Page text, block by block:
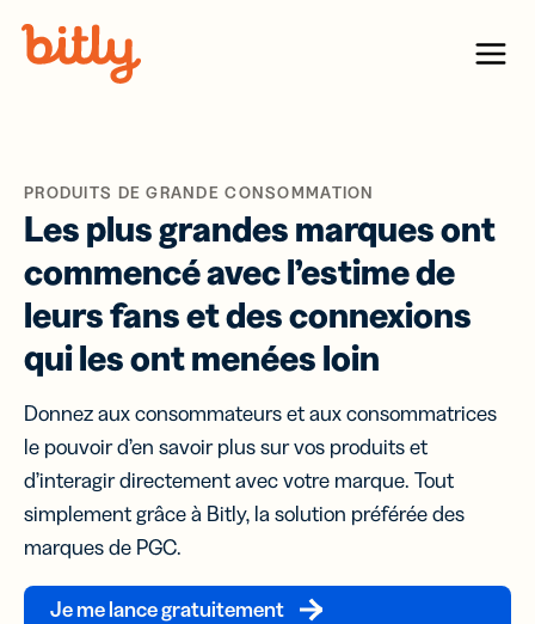
Menu
PRODUITS DE GRANDE CONSOMMATION
Les plus grandes marques ont
commencé avec l’estime de
leurs fans et des connexions
qui les ont menées loin
Donnez aux consommateurs et aux consommatrices
le pouvoir d’en savoir plus sur vos produits et
d’interagir directement avec votre marque. Tout
simplement grâce à Bitly, la solution préférée des
marques de PGC.
Je me lance gratuitement